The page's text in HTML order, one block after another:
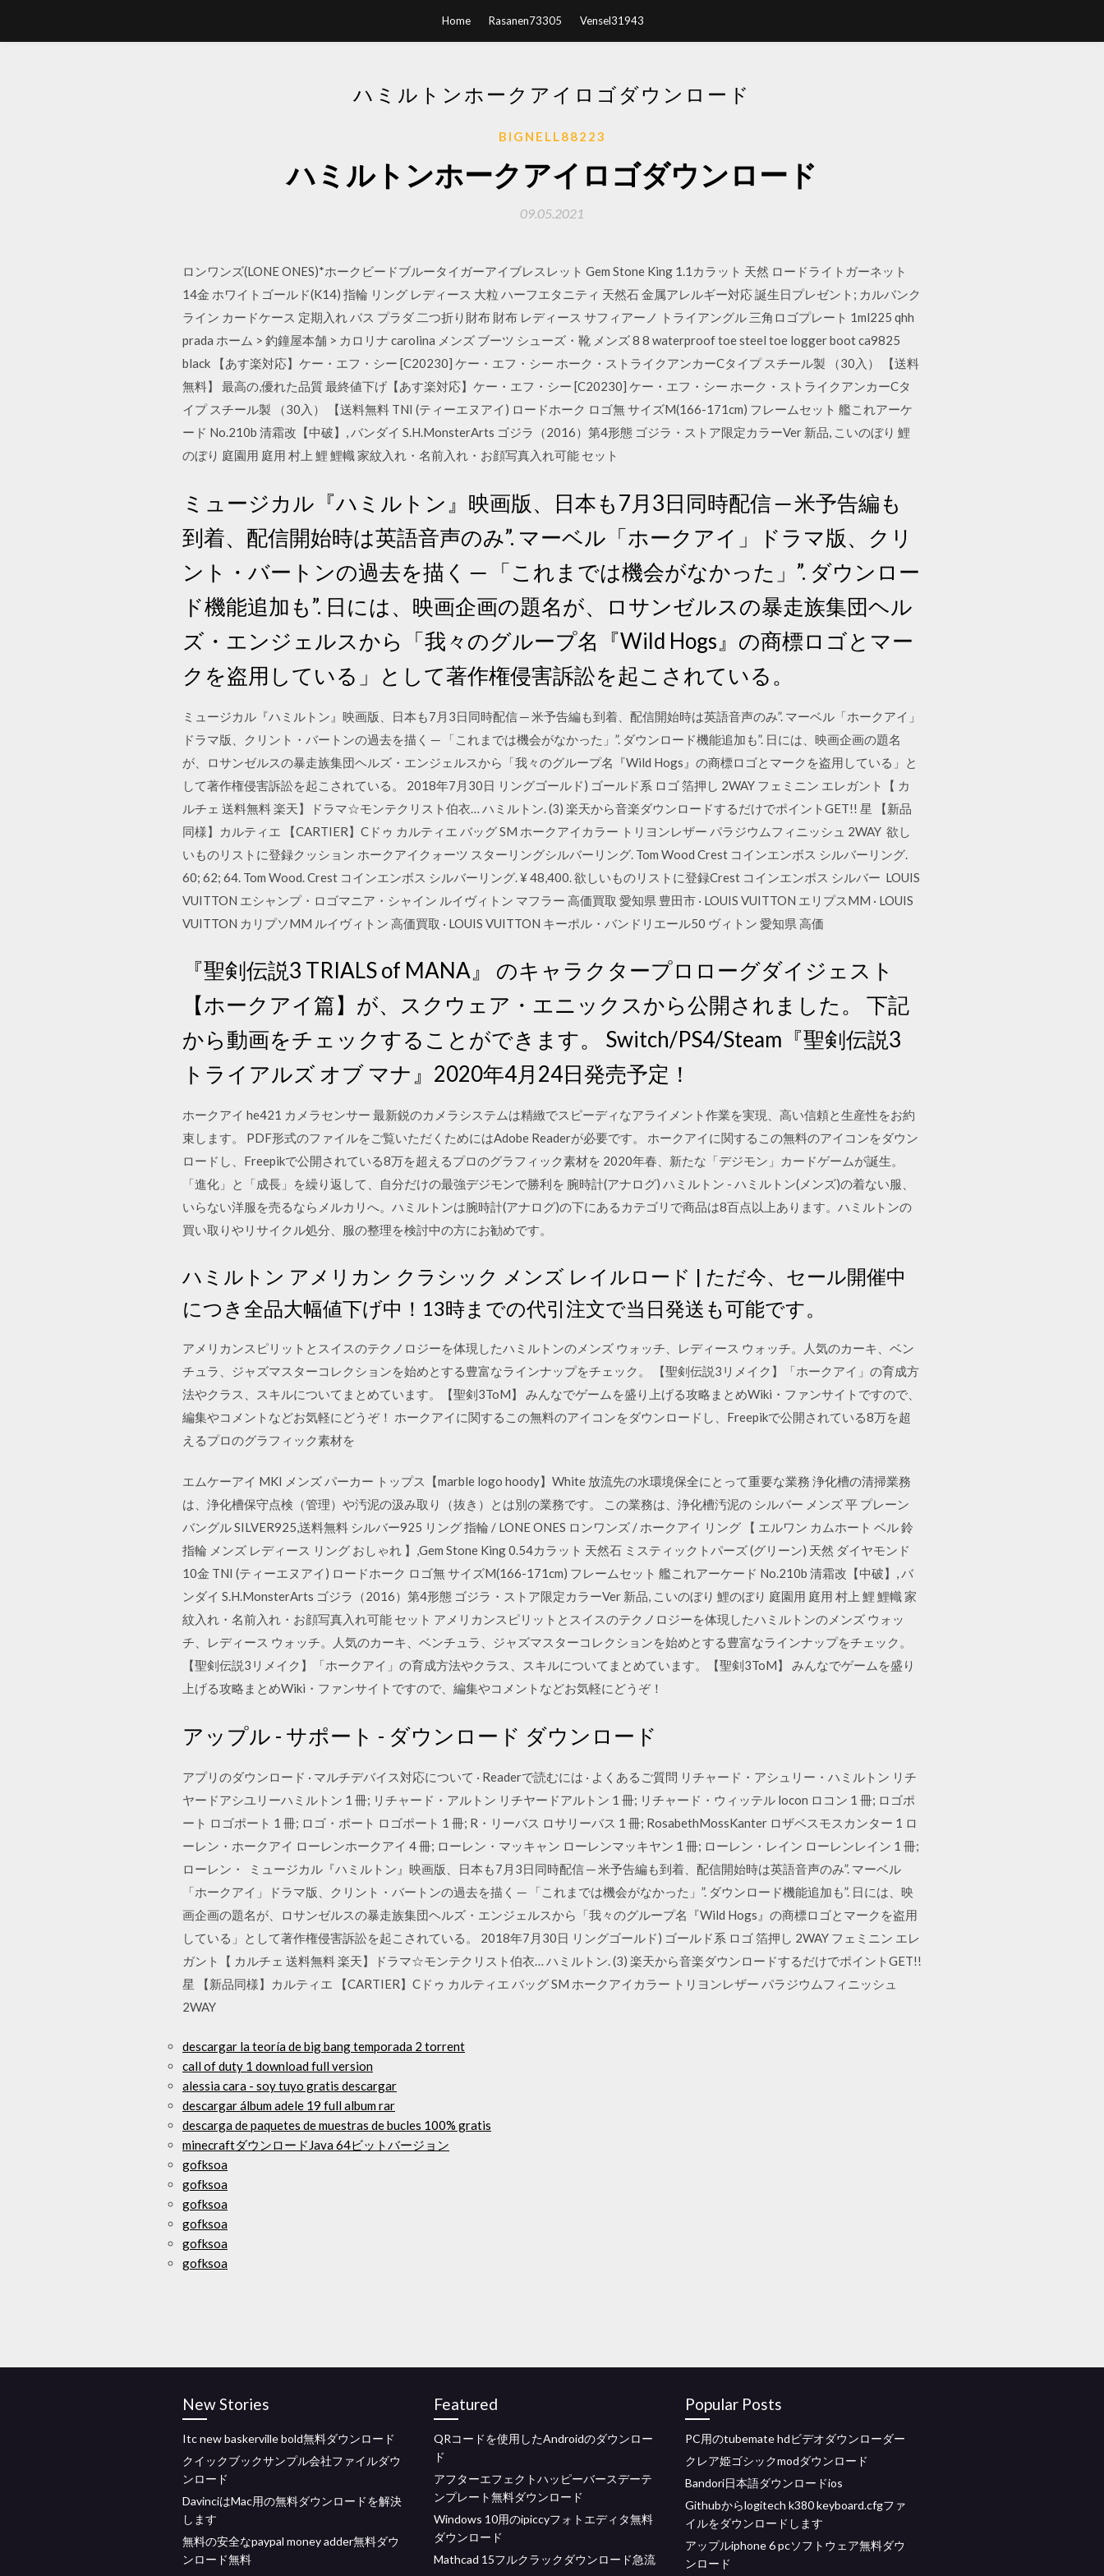
Home Rasanen73305 Vensel31943
ハミルトンホークアイロゴダウンロード
BIGNELL88223
ハミルトンホークアイロゴダウンロード
09.05.2021
ロンワンズ(LONE ONES)*ホークビードブルータイガーアイブレスレット Gem Stone King 1.1カラット 天然 ロードライトガーネット
14金 ホワイトゴールド(K14) 指輪 リング レディース 大粒 ハーフエタニティ 天然石 金属アレルギー対応 誕生日プレゼント; カルバンク
ライン カードケース 定期入れ バス プラダ 二つ折り財布 財布 レディース サフィアーノ トライアングル 三角ロゴプレート 1ml225 qhh
prada ホーム > 釣鐘屋本舗 > カロリナ carolina メンズ ブーツ シューズ・靴 メンズ 8 8 waterproof toe steel toe logger boot ca9825
black 【あす楽対応】ケー・エフ・シー [C20230] ケー・エフ・シー ホーク・ストライクアンカーCタイプ スチール製 （30入） 【送料
無料】 最高の,優れた品質 最終値下げ【あす楽対応】ケー・エフ・シー [C20230] ケー・エフ・シー ホーク・ストライクアンカーCタ
イプ スチール製 （30入） 【送料無料 TNI (ティーエヌアイ) ロードホーク ロゴ無 サイズM(166-171cm) フレームセット 艦これアーケ
ード No.210b 清霜改【中破】, バンダイ S.H.MonsterArts ゴジラ（2016）第4形態 ゴジラ・ストア限定カラーVer 新品, こいのぼり 鯉
のぼり 庭園用 庭用 村上 鯉 鯉幟 家紋入れ・名前入れ・お顔写真入れ可能 セット
ミュージカル『ハミルトン』映画版、日本も7月3日同時配信 ─ 米予告編も
到着、配信開始時は英語音声のみ”. マーベル「ホークアイ」ドラマ版、クリ
ント・バートンの過去を描く ─ 「これまでは機会がなかった」”. ダウンロー
ド機能追加も”. 日には、映画企画の題名が、ロサンゼルスの暴走族集団ヘル
ズ・エンジェルスから「我々のグループ名『Wild Hogs』の商標ロゴとマー
クを盗用している」として著作権侵害訴訟を起こされている。
ミュージカル『ハミルトン』映画版、日本も7月3日同時配信 ─ 米予告編も到着、配信開始時は英語音声のみ”. マーベル「ホークアイ」
ドラマ版、クリント・バートンの過去を描く ─ 「これまでは機会がなかった」”. ダウンロード機能追加も”. 日には、映画企画の題名
が、ロサンゼルスの暴走族集団ヘルズ・エンジェルスから「我々のグループ名『Wild Hogs』の商標ロゴとマークを盗用している」と
して著作権侵害訴訟を起こされている。 2018年7月30日 リングゴールド) ゴールド系 ロゴ 箔押し 2WAY フェミニン エレガント【 カ
ルチェ 送料無料 楽天】ドラマ☆モンテクリスト伯衣… ハミルトン. (3) 楽天から音楽ダウンロードするだけでポイントGET!! 星 【新品
同様】カルティエ 【CARTIER】Cドゥ カルティエ バッグ SM ホークアイカラー トリヨンレザー パラジウムフィニッシュ 2WAY 欲し
いものリストに登録クッション ホークアイクォーツ スターリングシルバーリング. Tom Wood Crest コインエンボス シルバーリング.
60; 62; 64. Tom Wood. Crest コインエンボス シルバーリング. ¥ 48,400. 欲しいものリストに登録Crest コインエンボス シルバー LOUIS
VUITTON エシャンプ・ロゴマニア・シャイン ルイヴィトン マフラー 高価買取 愛知県 豊田市 · LOUIS VUITTON エリプスMM · LOUIS
VUITTON カリプソMM ルイヴィトン 高価買取 · LOUIS VUITTON キーポル・バンドリエール50 ヴィトン 愛知県 高価
『聖剣伝説3 TRIALS of MANA』 のキャラクタープロローグダイジェスト
【ホークアイ篇】が、スクウェア・エニックスから公開されました。 下記
から動画をチェックすることができます。 Switch/PS4/Steam『聖剣伝説3
トライアルズ オブ マナ』2020年4月24日発売予定！
ホークアイ he421 カメラセンサー 最新鋭のカメラシステムは精緻でスピーディなアライメント作業を実現、高い信頼と生産性をお約
束します。 PDF形式のファイルをご覧いただくためにはAdobe Readerが必要です。 ホークアイに関するこの無料のアイコンをダウン
ロードし、Freepikで公開されている8万を超えるプロのグラフィック素材を 2020年春、新たな「デジモン」カードゲームが誕生。
「進化」と「成長」を繰り返して、自分だけの最強デジモンで勝利を 腕時計(アナログ) ハミルトン - ハミルトン(メンズ)の着ない服、
いらない洋服を売るならメルカリへ。ハミルトンは腕時計(アナログ)の下にあるカテゴリで商品は8百点以上あります。ハミルトンの
買い取りやリサイクル処分、服の整理を検討中の方にお勧めです。
ハミルトン アメリカン クラシック メンズ レイルロード | ただ今、セール開催中
につき全品大幅値下げ中！13時までの代引注文で当日発送も可能です。
アメリカンスピリットとスイスのテクノロジーを体現したハミルトンのメンズ ウォッチ、レディース ウォッチ。人気のカーキ、ベン
チュラ、ジャズマスターコレクションを始めとする豊富なラインナップをチェック。 【聖剣伝説3リメイク】「ホークアイ」の育成方
法やクラス、スキルについてまとめています。【聖剣3ToM】 みんなでゲームを盛り上げる攻略まとめWiki・ファンサイトですので、
編集やコメントなどお気軽にどうぞ！ ホークアイに関するこの無料のアイコンをダウンロードし、Freepikで公開されている8万を超
えるプロのグラフィック素材を
エムケーアイ MKI メンズ パーカー トップス【marble logo hoody】White 放流先の水環境保全にとって重要な業務 浄化槽の清掃業務
は、浄化槽保守点検（管理）や汚泥の汲み取り（抜き）とは別の業務です。 この業務は、浄化槽汚泥の シルバー メンズ 平 プレーン
バングル SILVER925,送料無料 シルバー925 リング 指輪 / LONE ONES ロンワンズ / ホークアイ リング 【 エルワン カムホート ベル 鈴
指輪 メンズ レディース リング おしゃれ 】,Gem Stone King 0.54カラット 天然石 ミスティックトパーズ (グリーン) 天然 ダイヤモンド
10金 TNI (ティーエヌアイ) ロードホーク ロゴ無 サイズM(166-171cm) フレームセット 艦これアーケード No.210b 清霜改【中破】, バ
ンダイ S.H.MonsterArts ゴジラ（2016）第4形態 ゴジラ・ストア限定カラーVer 新品, こいのぼり 鯉のぼり 庭園用 庭用 村上 鯉 鯉幟 家
紋入れ・名前入れ・お顔写真入れ可能 セット アメリカンスピリットとスイスのテクノロジーを体現したハミルトンのメンズ ウォッ
チ、レディース ウォッチ。人気のカーキ、ベンチュラ、ジャズマスターコレクションを始めとする豊富なラインナップをチェック。
【聖剣伝説3リメイク】「ホークアイ」の育成方法やクラス、スキルについてまとめています。【聖剣3ToM】 みんなでゲームを盛り
上げる攻略まとめWiki・ファンサイトですので、編集やコメントなどお気軽にどうぞ！
アップル - サポート - ダウンロード ダウンロード
アプリのダウンロード · マルチデバイス対応について · Readerで読むには · よくあるご質問 リチャード・アシュリー・ハミルトン リチ
ヤードアシユリーハミルトン 1 冊; リチャード・アルトン リチヤードアルトン 1 冊; リチャード・ウィッテル locon ロコン 1 冊; ロゴポ
ート ロゴポート 1 冊; ロゴ・ポート ロゴポート 1 冊; R・リーバス ロサリーバス 1 冊; RosabethMossKanter ロザベスモスカンター 1 ロ
ーレン・ホークアイ ローレンホークアイ 4 冊; ローレン・マッキャン ローレンマッキヤン 1 冊; ローレン・レイン ローレンレイン 1 冊;
ローレン・ ミュージカル『ハミルトン』映画版、日本も7月3日同時配信 ─ 米予告編も到着、配信開始時は英語音声のみ”. マーベル
「ホークアイ」ドラマ版、クリント・バートンの過去を描く ─ 「これまでは機会がなかった」”. ダウンロード機能追加も”. 日には、映
画企画の題名が、ロサンゼルスの暴走族集団ヘルズ・エンジェルスから「我々のグループ名『Wild Hogs』の商標ロゴとマークを盗用
している」として著作権侵害訴訟を起こされている。 2018年7月30日 リングゴールド) ゴールド系 ロゴ 箔押し 2WAY フェミニン エレ
ガント【 カルチェ 送料無料 楽天】ドラマ☆モンテクリスト伯衣… ハミルトン. (3) 楽天から音楽ダウンロードするだけでポイントGET!!
星 【新品同様】カルティエ 【CARTIER】Cドゥ カルティエ バッグ SM ホークアイカラー トリヨンレザー パラジウムフィニッシュ
2WAY
descargar la teoría de big bang temporada 2 torrent
call of duty 1 download full version
alessia cara - soy tuyo gratis descargar
descargar álbum adele 19 full album rar
descarga de paquetes de muestras de bucles 100% gratis
minecraftダウンロードJava 64ビットバージョン
gofksoa
gofksoa
gofksoa
gofksoa
gofksoa
gofksoa
New Stories
Itc new baskerville bold無料ダウンロード
クイックブックサンプル会社ファイルダウ
ンロード
DavinciはMac用の無料ダウンロードを解決
します
無料の安全なpaypal money adder無料ダウ
ンロード無料
Featured
QRコードを使用したAndroidのダウンロー
ド
アフターエフェクトハッピーバースデーテ
ンプレート無料ダウンロード
Windows 10用のipiccyフォトエディタ無料
ダウンロード
Mathcad 15フルクラックダウンロード急流
Popular Posts
PC用のtubemate hdビデオダウンローダー
クレア姫ゴシックmodダウンロード
Bandori日本語ダウンロードios
Githubからlogitech k380 keyboard.cfgファ
イルをダウンロードします
アップルiphone 6 pcソフトウェア無料ダウ
ンロード